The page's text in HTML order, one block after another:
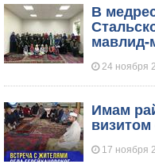
​В
мавлид-
24 ноября
​Имам
визитом
17 ноября